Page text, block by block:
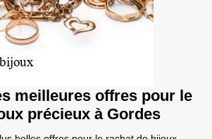
meilleures offres pour le
précieux à Gordes